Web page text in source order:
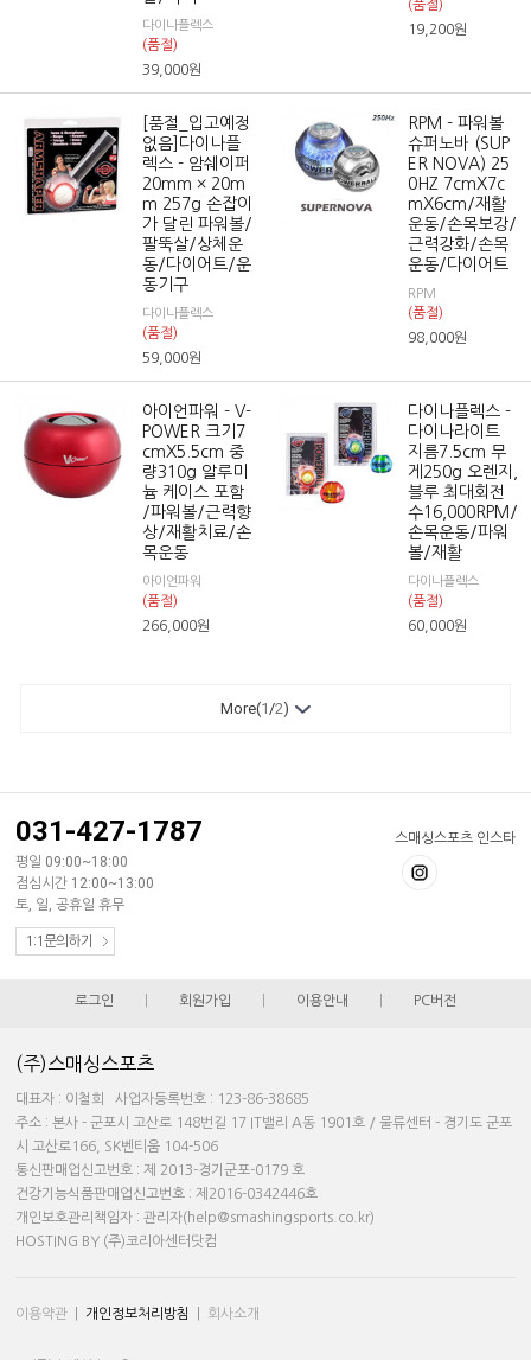
다이나플렉스
(품절)
39,000원
(품절)
19,200원
[품절_입고예정
없음]다이나플
렉스 - 암쉐이퍼
20mm × 20m
m 257g 손잡이
가 달린 파워볼/
팔뚝살/상체운
동/다이어트/운
동기구
다이나플렉스
(품절)
59,000원
RPM - 파워볼
슈퍼노바 (SUP
ER NOVA) 25
0HZ 7cmX7c
mX6cm/재활
운동/손목보강/
근력강화/손목
운동/다이어트
RPM
(품절)
98,000원
아이언파워 - V-
POWER 크기7
cmX5.5cm 중
량310g 알루미
늄 케이스 포함
/파워볼/근력향
상/재활치료/손
목운동
아이언파워
(품절)
266,000원
다이나플렉스 -
다이나라이트
지름7.5cm 무
게250g 오렌지,
블루 최대회전
수16,000RPM/
손목운동/파워
볼/재활
다이나플렉스
(품절)
60,000원
More(1 /2)
스매싱스포츠 인스타
031-427-1787
평일 09:00~18:00
점심시간 12:00~13:00
토, 일, 공휴일 휴무
1:1문의하기
로그인 회원가입 이용안내 PC버전
(주)스매싱스포츠
대표자 : 이철희 사업자등록번호 : 123-86-38685
주소 : 본사 - 군포시 고산로 148번길 17 IT밸리 A동 1901호 / 물류센터 - 경기도 군포
시 고산로166, SK벤티움 104-506
통신판매업신고번호 : 제 2013-경기군포-0179 호
건강기능식품판매업신고번호 : 제2016-0342446호
개인보호관리책임자 : 관리자(help@smashingsports.co.kr)
HOSTING BY (주)코리아센터닷컴
이용약관 개인정보처리방침 회사소개